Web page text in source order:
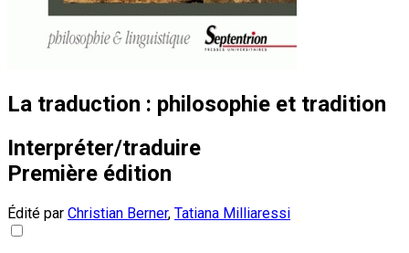
La traduction : philosophie et tradition
Interpréter/traduire
Première édition
Édité par Christian Berner, Tatiana Milliaressi